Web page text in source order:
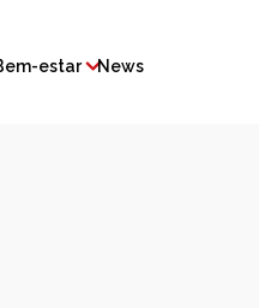
estar News